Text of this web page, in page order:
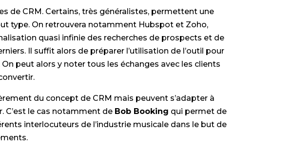
de CRM. Certains, très généralistes, permettent une
type. On retrouvera notamment Hubspot et Zoho,
quasi infinie des recherches de prospects et de
Il suffit alors de préparer l’utilisation de l’outil pour
peut alors y noter tous les échanges avec les clients
du concept de CRM mais peuvent s’adapter à
C’est le cas notamment de Bob Booking qui permet de
interlocuteurs de l’industrie musicale dans le but de